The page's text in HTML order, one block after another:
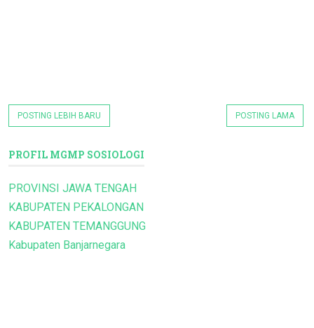
POSTING LEBIH BARU POSTING LAMA
PROFIL MGMP SOSIOLOGI
PROVINSI JAWA TENGAH
KABUPATEN PEKALONGAN
KABUPATEN TEMANGGUNG
Kabupaten Banjarnegara